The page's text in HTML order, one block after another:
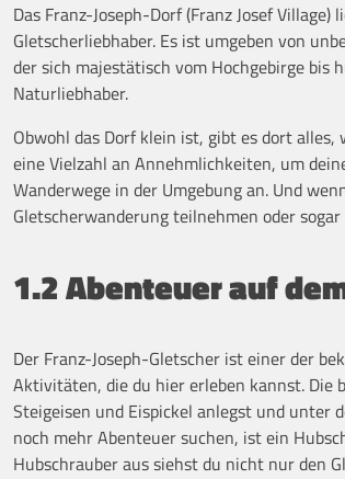
Das Franz-Joseph-Dorf (Franz Josef
Gletscherliebhaber. Es ist umgeben von
der sich majestätisch vom Hochgebirge
Naturliebhaber.
Obwohl das Dorf klein ist, gibt es dort
eine Vielzahl an Annehmlichkeiten, um
Wanderwege in der Umgebung an. Und
Gletscherwanderung teilnehmen oder
1.2 Abenteuer auf
Der Franz-Joseph-Gletscher ist einer der
Aktivitäten, die du hier erleben kannst. Die
Steigeisen und Eispickel anlegst und unter
noch mehr Abenteuer suchen, ist ein
Hubschrauber aus siehst du nicht nur den